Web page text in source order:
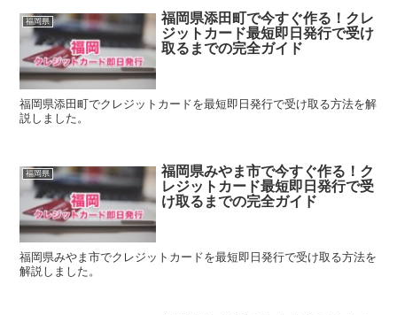
福岡県
福岡県添田町で今すぐ作る！クレ
ジットカード最短即日発行で受け
取るまでの完全ガイド
福岡県添田町でクレジットカードを最短即日発行で受け取る方法を解
説しました。
福岡県
福岡県みやま市で今すぐ作る！ク
レジットカード最短即日発行で受
け取るまでの完全ガイド
福岡県みやま市でクレジットカードを最短即日発行で受け取る方法を
解説しました。